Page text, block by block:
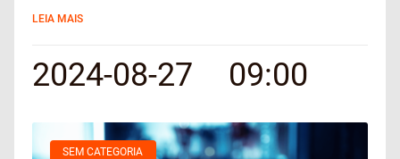
LEIA MAIS
2024-08-27 09:00
SEM CATEGORIA